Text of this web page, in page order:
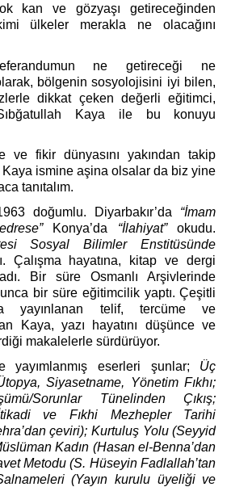
kan ve gözyaşı getireceğinden
ülkeler merakla ne olacağını
ne getireceği ne
bölgenin sosyolojisini iyi bilen,
dikkat çeken değerli eğitimci,
Sıbğatullah Kaya ile bu konuyu
ve fikir dünyasını yakından takip
Kaya ismine aşina olsalar da biz yine
tanıtalım.
doğumlu. Diyarbakır’da “İmam
Konya’da “İlahiyat”
Sosyal Bilimler Enstitüsünde
Çalışma hayatına, kitap ve dergi
Bir süre Osmanlı Arşivlerinde
bir süre eğitimcilik yaptı. Çeşitli
yayınlanan telif, tercüme ve
Kaya, yazı hayatını düşünce ve
makalelerle sürdürüyor.
yayımlanmış eserleri şunlar; Üç
Siyasetname, Yönetim Fıkhı;
Sorunlar Tünelinden Çıkış;
ve Fıkhi Mezhepler Tarihi
çeviri); Kurtuluş Yolu (Seyyid
Kadın (Hasan el-Benna’dan
Metodu (S. Hüseyin Fadlallah’tan
(Yayın kurulu üyeliği ve